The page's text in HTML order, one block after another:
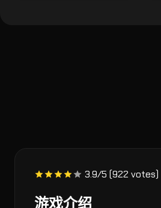
3.9/5 (922 votes)
游戏介绍